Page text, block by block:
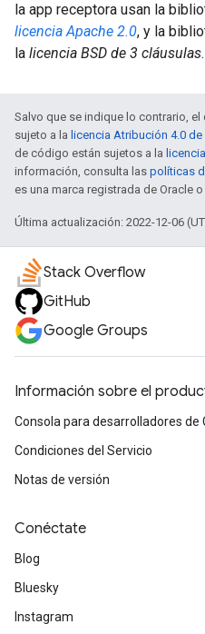
la app receptora usan la
licencia Apache 2.0, y la
la licencia BSD de 3 cláusulas.
Salvo que se indique lo contrario,
sujeto a la licencia Atribución 4.0
de código están sujetos a la
información, consulta las políticas
es una marca registrada de Oracle
Última actualización: 2022-12-06
Stack Overflow
GitHub
Google Groups
Información sobre el
Consola para desarrolladores de
Condiciones del Servicio
Notas de versión
Conéctate
Blog
Bluesky
Instagram